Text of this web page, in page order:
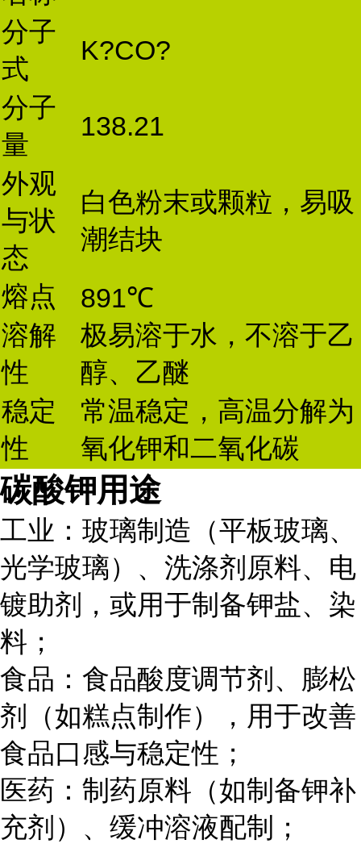
分子
式
K?CO?
分子
量
138.21
外观
与状
态
白色粉末或颗粒，易吸
潮结块
熔点
891℃
溶解
性
极易溶于水，不溶于乙
醇、乙醚
稳定
性
常温稳定，高温分解为
氧化钾和二氧化碳
碳酸钾用途
工业：玻璃制造（平板玻璃、
光学玻璃）、洗涤剂原料、电
镀助剂，或用于制备钾盐、染
料；
食品：食品酸度调节剂、膨松
剂（如糕点制作），用于改善
食品口感与稳定性；
医药：制药原料（如制备钾补
充剂）、缓冲溶液配制；